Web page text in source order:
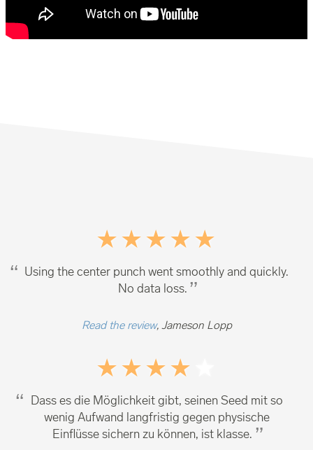
Using the center punch went smoothly and quickly.
No data loss.
Read the review, Jameson Lopp
Dass es die Möglichkeit gibt, seinen Seed mit so
wenig Aufwand langfristig gegen physische
Einflüsse sichern zu können, ist klasse.